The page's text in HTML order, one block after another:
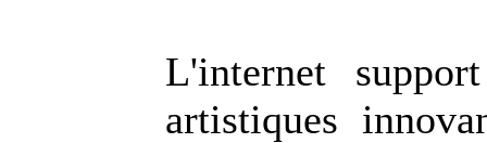
L'internet
artistiques